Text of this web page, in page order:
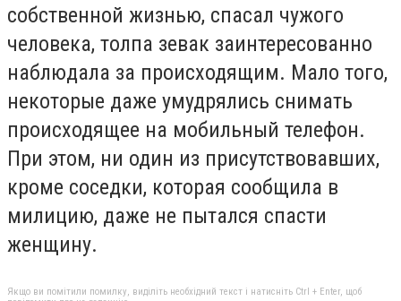
собственной жизнью, спасал чужого
человека, толпа зевак заинтересованно
наблюдала за происходящим. Мало того,
некоторые даже умудрялись снимать
происходящее на мобильный телефон.
При этом, ни один из присутствовавших,
кроме соседки, которая сообщила в
милицию, даже не пытался спасти
женщину.
Якщо ви помітили помилку, виділіть необхідний текст і натисніть Ctrl + Enter, щоб